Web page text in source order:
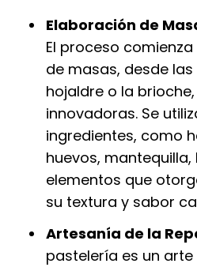
Elaboración de
El proceso
de masas, desde
hojaldre o la
innovadoras. Se
ingredientes, como
huevos,
elementos que
su textura y sabor
Artesanía de la
pastelería es un